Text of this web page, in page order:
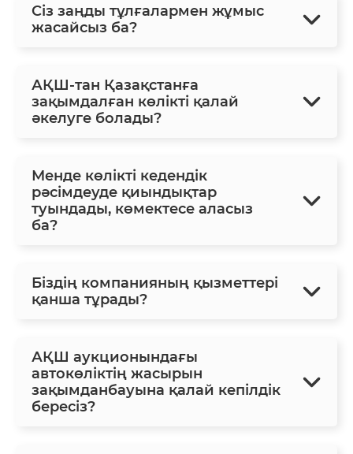
Сіз заңды тұлғалармен жұмыс
жасайсыз ба?
АҚШ-тан Қазақстанға
зақымдалған көлікті қалай
әкелуге болады?
Менде көлікті кедендік
рәсімдеуде қиындықтар
туындады, көмектесе аласыз
ба?
Біздің компанияның қызметтері
қанша тұрады?
АҚШ аукционындағы
автокөліктің жасырын
зақымданбауына қалай кепілдік
бересіз?